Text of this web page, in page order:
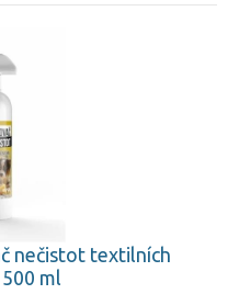
nečistot textilních
ml